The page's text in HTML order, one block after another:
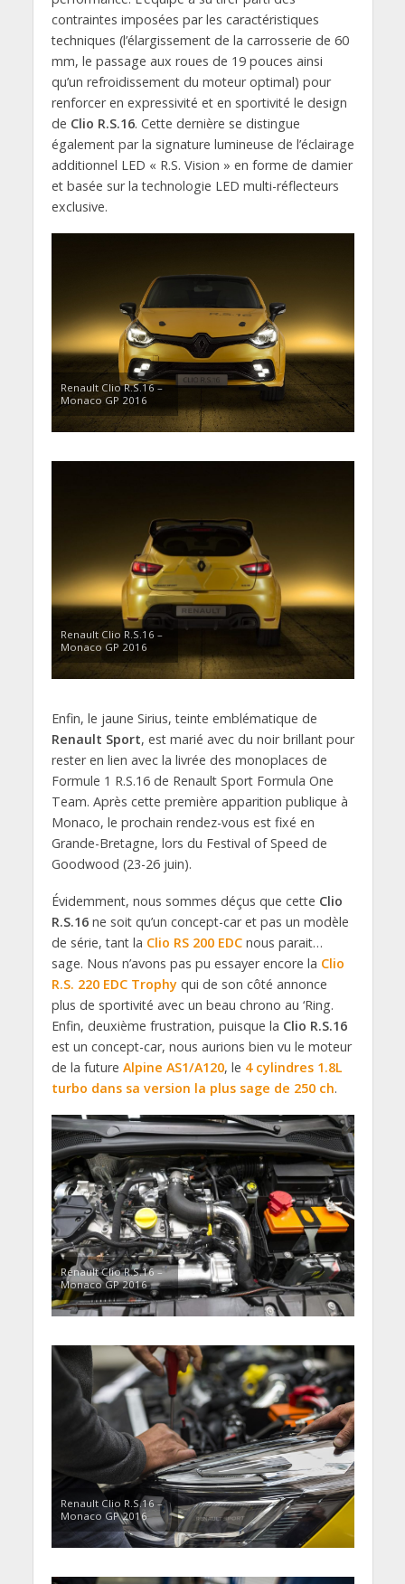
contraintes imposées par les caractéristiques
techniques (l’élargissement de la carrosserie de 60
mm, le passage aux roues de 19 pouces ainsi
qu’un refroidissement du moteur optimal) pour
renforcer en expressivité et en sportivité le design
de Clio R.S.16. Cette dernière se distingue
également par la signature lumineuse de l’éclairage
additionnel LED « R.S. Vision » en forme de damier
et basée sur la technologie LED multi-réflecteurs
exclusive.
Renault Clio R.S.16 –
Monaco GP 2016
Renault Clio R.S.16 –
Monaco GP 2016
Enfin, le jaune Sirius, teinte emblématique de
Renault Sport, est marié avec du noir brillant pour
rester en lien avec la livrée des monoplaces de
Formule 1 R.S.16 de Renault Sport Formula One
Team. Après cette première apparition publique à
Monaco, le prochain rendez-vous est fixé en
Grande-Bretagne, lors du Festival of Speed de
Goodwood (23-26 juin).
Évidemment, nous sommes déçus que cette Clio
R.S.16ne soit qu’un concept-car et pas un modèle
de série, tant la Clio RS 200 EDCnous parait…
sage. Nous n’avons pas pu essayer encore la Clio
R.S. 220 EDC Trophyqui de son côté annonce
plus de sportivité avec un beau chrono au ‘Ring.
Enfin, deuxième frustration, puisque la Clio R.S.16
est un concept-car, nous aurions bien vu le moteur
de la future Alpine AS1/A120, le 4 cylindres 1.8L
turbo dans sa version la plus sage de 250 ch.
Renault Clio R.S.16 –
Monaco GP 2016
Renault Clio R.S.16 –
Monaco GP 2016